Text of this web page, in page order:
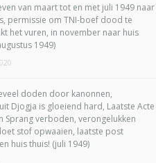
van maart tot en met juli 1949 naar
permissie om TNI-boef dood te
het vuren, in november naar huis
1949)
doden door kanonnen,
Djogja is gloeiend hard, Laatste Acte
Sprang verboden, verongelukken
stof opwaaien, laatste post
huis thuis! (juli 1949)